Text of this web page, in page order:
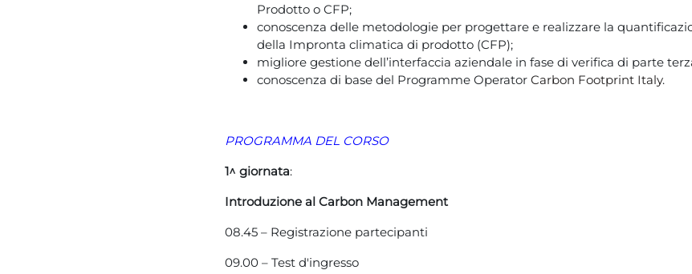
Prodotto o CFP;
conoscenza delle metodologie per progettare e realizzare la
della Impronta climatica di prodotto (CFP);
migliore gestione dell’interfaccia aziendale in fase di verifica di parte
conoscenza di base del Programme Operator Carbon Footprint Italy.
PROGRAMMA DEL CORSO
1^ giornata:
Introduzione al Carbon Management
08.45 – Registrazione partecipanti
09.00 – Test d'ingresso